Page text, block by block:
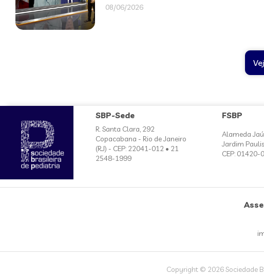
08/06/2026
SBP-Sede
R. Santa Clara, 292
Copacabana - Rio de Janeiro
(RJ) - CEP: 22041-012 • 21
2548-1999
FSBP
Alameda
Jardim
CEP:
Copyright © 2026 Sociedade